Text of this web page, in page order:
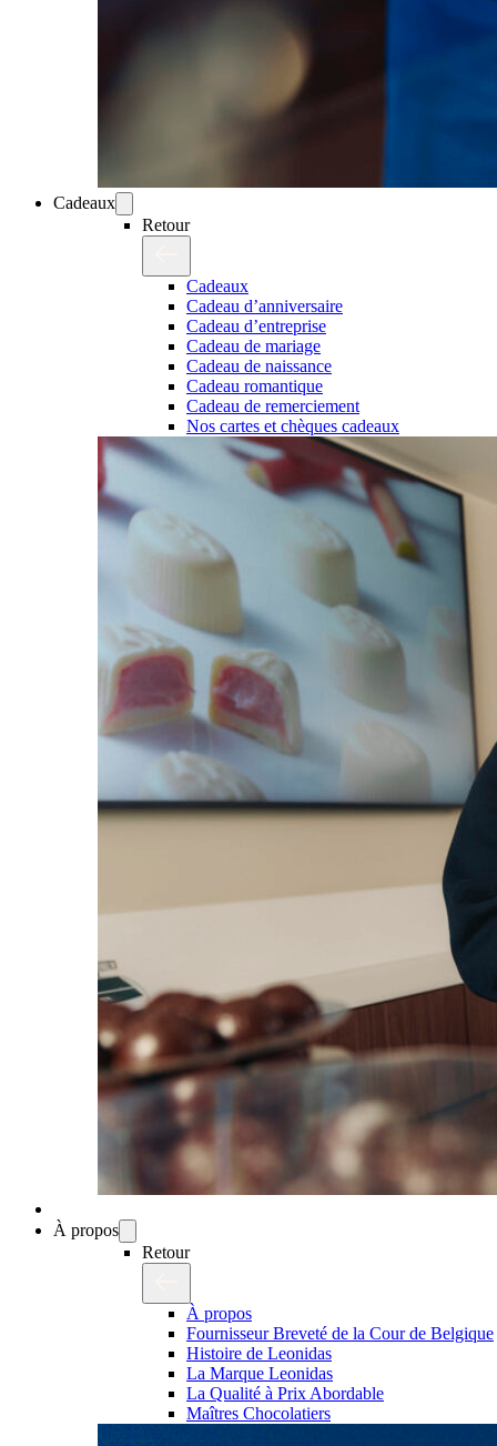
Cadeaux
Retour
Cadeaux
Cadeau d’anniversaire
Cadeau d’entreprise
Cadeau de mariage
Cadeau de naissance
Cadeau romantique
Cadeau de remerciement
Nos cartes et chèques cadeaux
À propos
Retour
À propos
Fournisseur Breveté de la Cour de Belgique
Histoire de Leonidas
La Marque Leonidas
La Qualité à Prix Abordable
Maîtres Chocolatiers